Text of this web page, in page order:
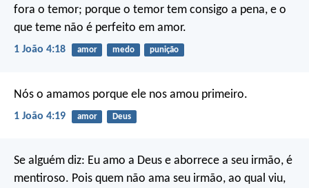
fora o temor; porque o temor tem consigo a pena, e o
que teme não é perfeito em amor.
1 João 4:18 amor medo punição
Nós o amamos porque ele nos amou primeiro.
1 João 4:19 amor Deus
Se alguém diz: Eu amo a Deus e aborrece a seu irmão, é
mentiroso. Pois quem não ama seu irmão, ao qual viu,